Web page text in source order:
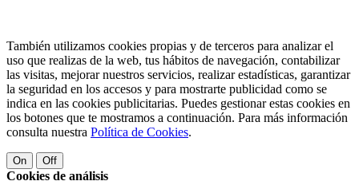
También utilizamos cookies propias y de terceros para analizar el
uso que realizas de la web, tus hábitos de navegación, contabilizar
las visitas, mejorar nuestros servicios, realizar estadísticas, garantizar
la seguridad en los accesos y para mostrarte publicidad como se
indica en las cookies publicitarias. Puedes gestionar estas cookies en
los botones que te mostramos a continuación. Para más información
consulta nuestra Política de Cookies.
On Off
Cookies de análisis